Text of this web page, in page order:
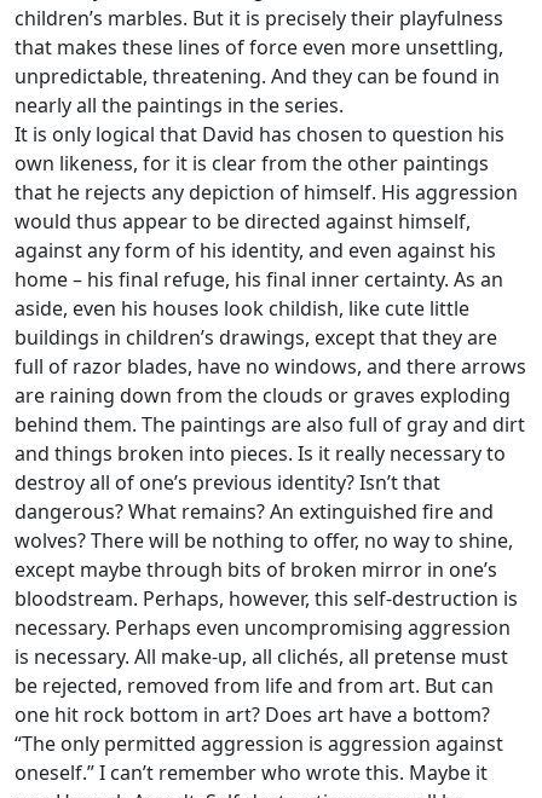
children’s marbles. But it is precisely their playfulness
that makes these lines of force even more unsettling,
unpredictable, threatening. And they can be found in
nearly all the paintings in the series.
It is only logical that David has chosen to question his
own likeness, for it is clear from the other paintings
that he rejects any depiction of himself. His aggression
would thus appear to be directed against himself,
against any form of his identity, and even against his
home – his final refuge, his final inner certainty. As an
aside, even his houses look childish, like cute little
buildings in children’s drawings, except that they are
full of razor blades, have no windows, and there arrows
are raining down from the clouds or graves exploding
behind them. The paintings are also full of gray and dirt
and things broken into pieces. Is it really necessary to
destroy all of one’s previous identity? Isn’t that
dangerous? What remains? An extinguished fire and
wolves? There will be nothing to offer, no way to shine,
except maybe through bits of broken mirror in one’s
bloodstream. Perhaps, however, this self-destruction is
necessary. Perhaps even uncompromising aggression
is necessary. All make-up, all clichés, all pretense must
be rejected, removed from life and from art. But can
one hit rock bottom in art? Does art have a bottom?
“The only permitted aggression is aggression against
oneself.” I can’t remember who wrote this. Maybe it